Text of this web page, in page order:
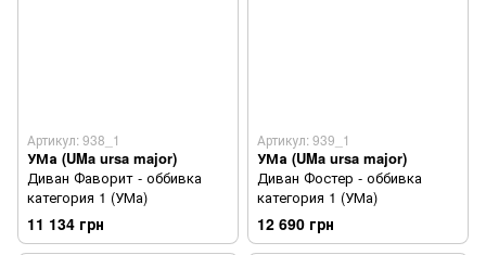
Артикул: 938_1
УМа (UMa ursa major)
Диван Фаворит - оббивка
категория 1 (УМа)
11 134 грн
Артикул: 939_1
УМа (UMa ursa major)
Диван Фостер - оббивка
категория 1 (УМа)
12 690 грн